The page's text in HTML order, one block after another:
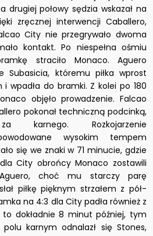
połowy sędzia wskazał na
zręcznej interwencji Caballero,
City nie przegrywało dwoma
kontakt. Po niespełna ośmiu
straciło Monaco. Aguero
Subasicia, któremu piłka wprost
wpadła do bramki. Z kolei po 180
objęło prowadzenie. Falcao
pokonał techniczną podcinką,
karnego. Rozkojarzenie
wysokim tempem
się we znaki w 71 minucie, gdzie
City obrońcy Monaco zostawili
choć mu starczy parę
piłkę pięknym strzałem z pół-
na 4:3 dla City padła również z
to dokładnie 8 minut później, tym
karnym odnalazł się Stones,